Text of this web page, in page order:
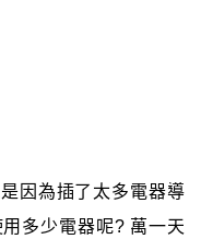
因為插了太多電器導
多少電器呢? 萬一天